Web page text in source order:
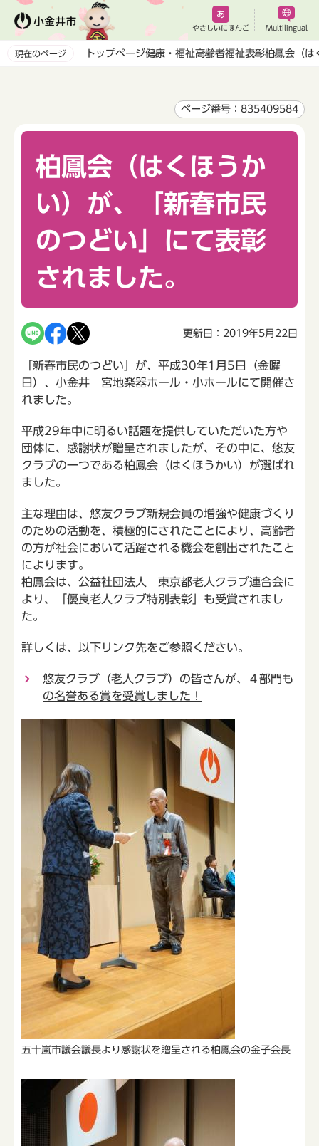
ペ
やさしいにほんご Multilingual
現在のページ トップページ健康・福祉高齢者福祉表彰柏鳳会（は
ページ番号：835409584
柏鳳会（はくほうか
い）が、「新春市民
のつどい」にて表彰
されました。
更新日：2019年5月22日
「新春市民のつどい」が、平成30年1月5日（金曜
日）、小金井 宮地楽器ホール・小ホールにて開催さ
れました。
平成29年中に明るい話題を提供していただいた方や
団体に、感謝状が贈呈されましたが、その中に、悠友
クラブの一つである柏鳳会（はくほうかい）が選ばれ
ました。
主な理由は、悠友クラブ新規会員の増強や健康づくり
のための活動を、積極的にされたことにより、高齢者
の方が社会において活躍される機会を創出されたこと
によります。
柏鳳会は、公益社団法人 東京都老人クラブ連合会に
より、「優良老人クラブ特別表彰」も受賞されまし
た。
詳しくは、以下リンク先をご参照ください。
悠友クラブ（老人クラブ）の皆さんが、４部門も
の名誉ある賞を受賞しました！
五十嵐市議会議長より感謝状を贈呈される柏鳳会の金子会長